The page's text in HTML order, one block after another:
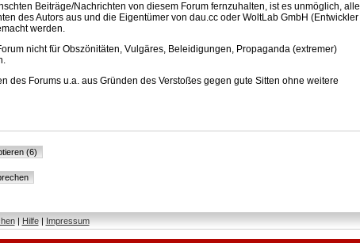
Beiträge/Nachrichten von diesem Forum fernzuhalten, ist es unmöglich, alle
des Autors aus und die Eigentümer von dau.cc oder WoltLab GmbH (Entwickler
werden.
nicht für Obszönitäten, Vulgäres, Beleidigungen, Propaganda (extremer)
Forums u.a. aus Gründen des Verstoßes gegen gute Sitten ohne weitere
| Hilfe| Impressum